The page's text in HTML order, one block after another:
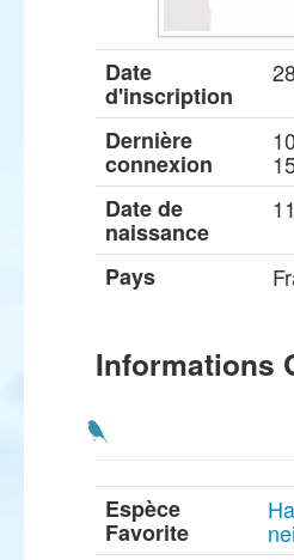
Date
d'inscription
Dernière
connexion
Date de
naissance
Pays
Informations
Espèce
Favorite